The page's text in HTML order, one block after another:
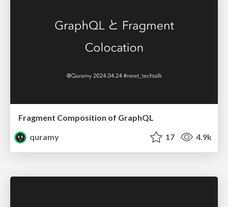
Fragment Composition of GraphQL
quramy
17 4.9k